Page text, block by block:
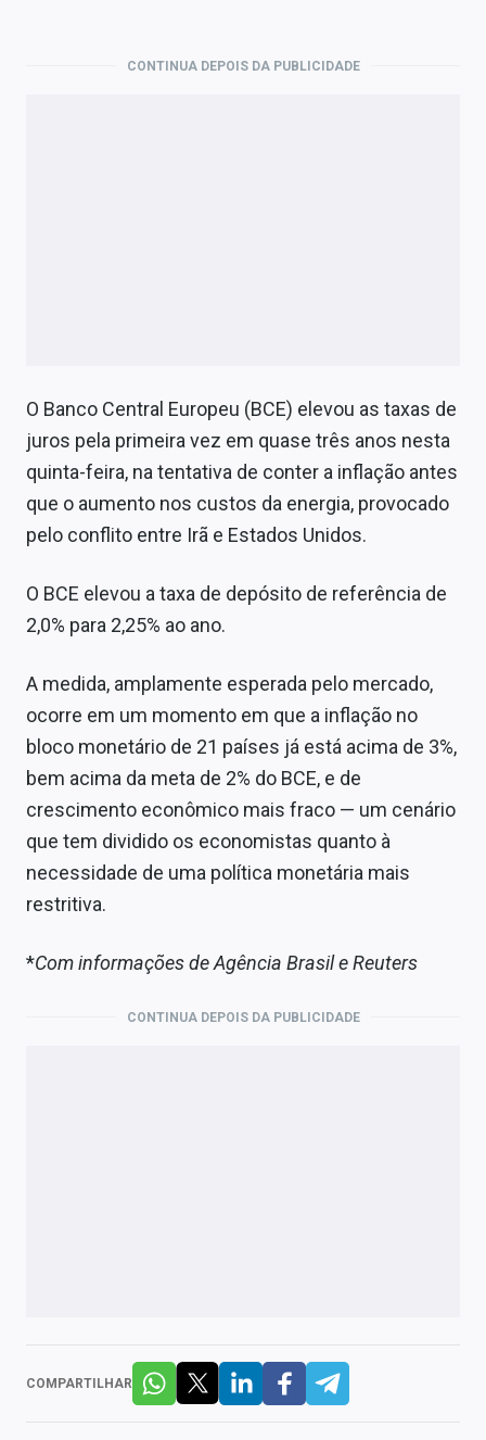
CONTINUA DEPOIS DA PUBLICIDADE
O Banco Central Europeu (BCE) elevou as taxas de
juros pela primeira vez em quase três anos nesta
quinta-feira, na tentativa de conter a inflação antes
que o aumento nos custos da energia, provocado
pelo conflito entre Irã e Estados Unidos.
O BCE elevou a taxa de depósito de referência de
2,0% para 2,25% ao ano.
A medida, amplamente esperada pelo mercado,
ocorre em um momento em que a inflação no
bloco monetário de 21 países já está acima de 3%,
bem acima da meta de 2% do BCE, e de
crescimento econômico mais fraco — um cenário
que tem dividido os economistas quanto à
necessidade de uma política monetária mais
restritiva.
*Com informações de Agência Brasil e Reuters
CONTINUA DEPOIS DA PUBLICIDADE
COMPARTILHAR